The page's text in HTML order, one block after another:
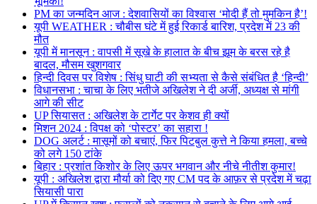
PM का जन्मदिन आज : देशवासियों का विश्वास ‘मोदी हैं तो मुमकिन है’!
यूपी WEATHER : चौबीस घंटे में हुई रिकार्ड बारिश, प्रदेश में 23 की
मौत
यूपी में मानसून : वापसी में सूखे के हालात के बीच झूम के बरस रहे है
बादल, मौसम खुशगवार
हिन्दी दिवस पर विशेष : सिंधु घाटी की सभ्यता से कैसे संबंधित है ‘हिन्दी’
विधानसभा : चाचा के लिए भतीजे अखिलेश ने दी अर्जी, अध्यक्ष से मांगी
आगे की सीट
UP सियासत : अखिलेश के टार्गेट पर केशव ही क्यों
मिशन 2024 : विपक्ष को ‘पोस्टर’ का सहारा !
DOG अलर्ट : मासूमों को बचाएं, फिर पिटबुल कुत्ते ने किया हमला, बच्चे
को लगे 150 टांके
बिहार : प्रशांत किशोर के लिए ऊपर भगवान और नीचे नीतीश कुमार!
यूपी : अखिलेश द्वारा मौर्या को दिए गए CM पद के आफ़र से प्रदेश में चढ़ा
सियासी पारा